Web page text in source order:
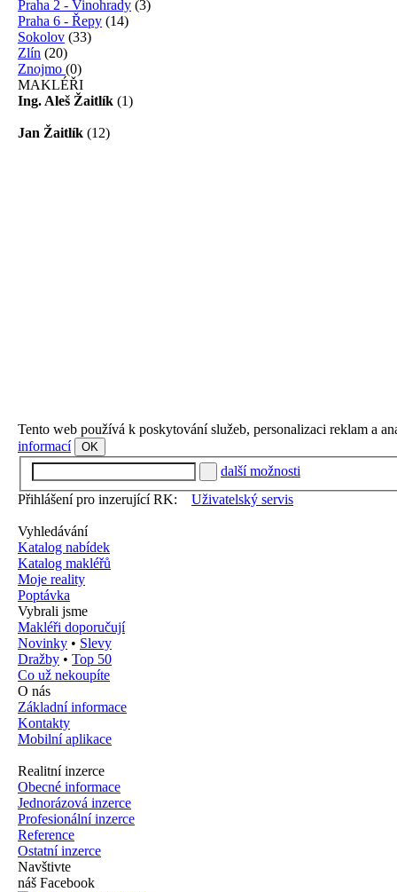
Praha 2 - Vinohrady (3)
Praha 6 - Řepy (14)
Sokolov (33)
Zlín (20)
Znojmo (0)
MAKLÉŘI
Ing. Aleš Žaitlík (1)
Jan Žaitlík (12)
Tento web používá k poskytování služeb, personalizaci reklam a
informací
OK
další možnosti
Přihlášení pro inzerující RK:
Uživatelský servis
Vyhledávání
Katalog nabídek
Katalog makléřů
Moje reality
Poptávka
Vybrali jsme
Makléři doporučují
Novinky • Slevy
Dražby • Top 50
Co už nekoupíte
O nás
Základní informace
Kontakty
Mobilní aplikace
Realitní inzerce
Obecné informace
Jednorázová inzerce
Profesionální inzerce
Reference
Ostatní inzerce
Navštivte
náš Facebook